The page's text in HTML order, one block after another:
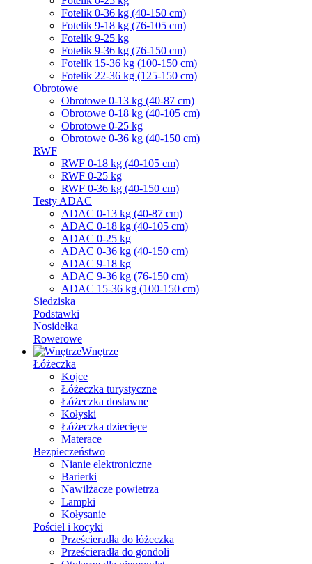
Fotelik 0-36 kg (40-150 cm)
Fotelik 9-18 kg (76-105 cm)
Fotelik 9-25 kg
Fotelik 9-36 kg (76-150 cm)
Fotelik 15-36 kg (100-150 cm)
Fotelik 22-36 kg (125-150 cm)
Obrotowe
Obrotowe 0-13 kg (40-87 cm)
Obrotowe 0-18 kg (40-105 cm)
Obrotowe 0-25 kg
Obrotowe 0-36 kg (40-150 cm)
RWF
RWF 0-18 kg (40-105 cm)
RWF 0-25 kg
RWF 0-36 kg (40-150 cm)
Testy ADAC
ADAC 0-13 kg (40-87 cm)
ADAC 0-18 kg (40-105 cm)
ADAC 0-25 kg
ADAC 0-36 kg (40-150 cm)
ADAC 9-18 kg
ADAC 9-36 kg (76-150 cm)
ADAC 15-36 kg (100-150 cm)
Siedziska
Podstawki
Nosidełka
Rowerowe
Wnętrze
Łóżeczka
Kojce
Łóżeczka turystyczne
Łóżeczka dostawne
Kołyski
Łóżeczka dziecięce
Materace
Bezpieczeństwo
Nianie elektroniczne
Barierki
Nawilżacze powietrza
Lampki
Kołysanie
Pościel i kocyki
Prześcieradła do łóżeczka
Prześcieradła do gondoli